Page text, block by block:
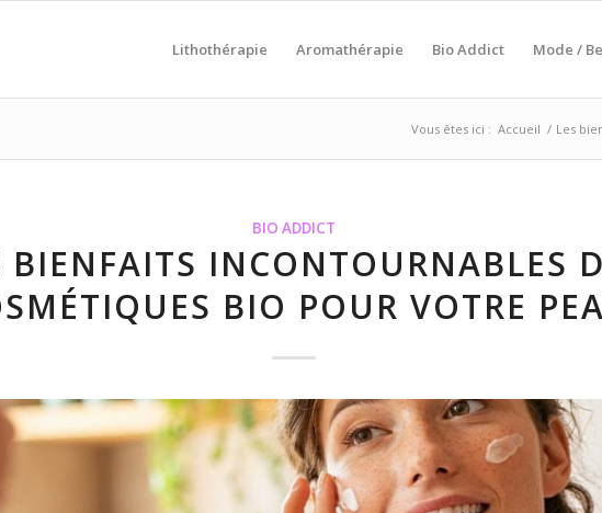
Lithothérapie Aromathérapie Bio Addict Mode /
Vous êtes ici : Accueil / Les
BIO ADDICT
BIENFAITS INCONTOURNABLES
BIO POUR VOTRE